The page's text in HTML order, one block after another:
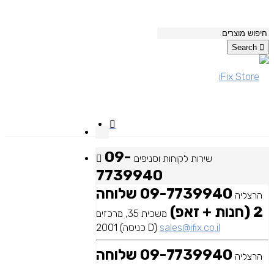
Search
שירות לקוחות וסניפים 09-
7739940
הרצליה
09-7739940 שלוחה
2 (חנות + זאפ)
משכית 35, מרכזים
2001 (כניסה D) sales@ifix.co.il
הרצליה
09-7739940 שלוחה